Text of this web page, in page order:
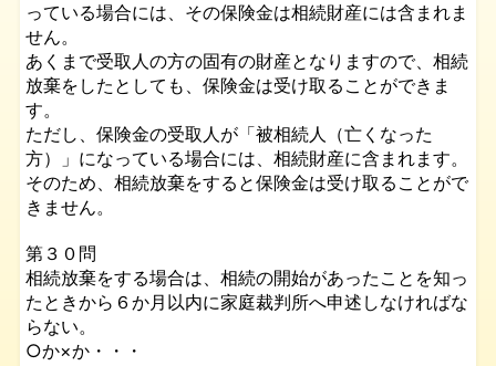
っている場合には、その保険金は相続財産には含まれま
せん。
あくまで受取人の方の固有の財産となりますので、相続
放棄をしたとしても、保険金は受け取ることができま
す。
ただし、保険金の受取人が「被相続人（亡くなった
方）」になっている場合には、相続財産に含まれます。
そのため、相続放棄をすると保険金は受け取ることがで
きません。
第３０問
相続放棄をする場合は、相続の開始があったことを知っ
たときから６か月以内に家庭裁判所へ申述しなければな
らない。
○か×か・・・